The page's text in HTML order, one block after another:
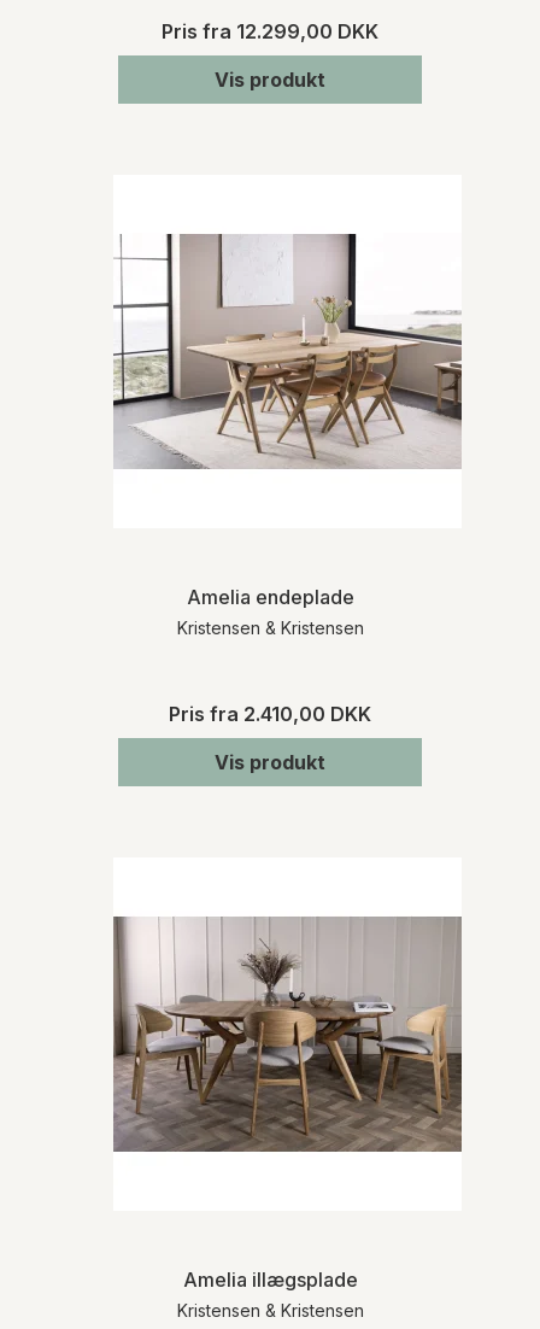
Pris fra 12.299,00 DKK
Vis produkt
Amelia endeplade
Kristensen & Kristensen
Pris fra 2.410,00 DKK
Vis produkt
Amelia illægsplade
Kristensen & Kristensen